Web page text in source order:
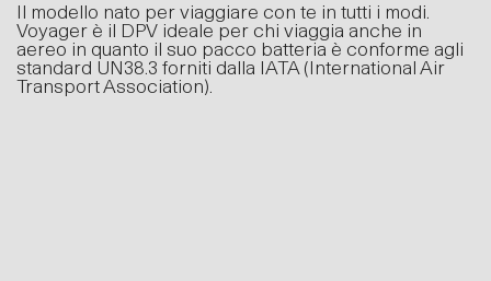
Il modello nato per viaggiare con te in tutti i modi.
Voyager è il DPV ideale per chi viaggia anche in
aereo in quanto il suo pacco batteria è conforme agli
standard UN38.3 forniti dalla IATA (International Air
Transport Association).